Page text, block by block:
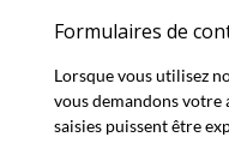
Formulaires de
Lorsque vous utilisez
vous demandons
saisies puissent être